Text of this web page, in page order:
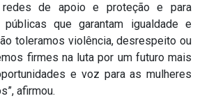
de apoio e proteção e para
que garantam igualdade e
toleramos violência, desrespeito ou
firmes na luta por um futuro mais
e voz para as mulheres
afirmou.